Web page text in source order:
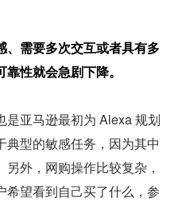
、需要多次交互或者具有多
性就会急剧下降。
是亚马逊最初为 Alexa 规划
典型的敏感任务，因为其中
外，网购操作比较复杂，
希望看到自己买了什么，参